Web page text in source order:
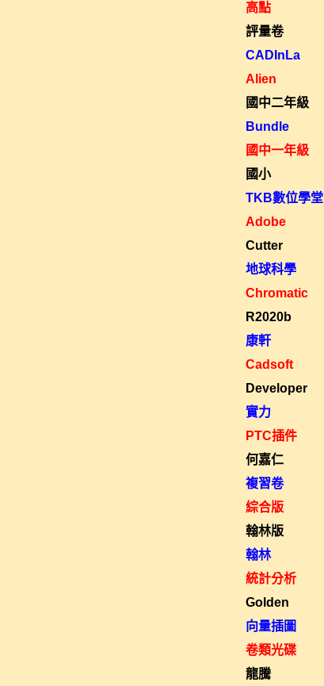
高點
評量卷
CADInLa
Alien
國中二年級
Bundle
國中一年級
國小
TKB數位學堂
Adobe
Cutter
地球科學
Chromatic
R2020b
康軒
Cadsoft
Developer
實力
PTC插件
何嘉仁
複習卷
綜合版
翰林版
翰林
統計分析
Golden
向量插圖
卷類光碟
龍騰